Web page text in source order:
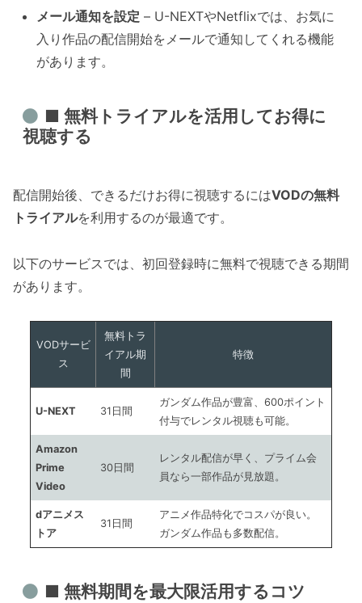
メール通知を設定 – U-NEXTやNetflixでは、お気に
入り作品の配信開始をメールで通知してくれる機能
があります。
■ 無料トライアルを活用してお得に
視聴する
配信開始後、できるだけお得に視聴するにはVODの無料
トライアルを利用するのが最適です。
以下のサービスでは、初回登録時に無料で視聴できる期間
があります。
VODサービ
ス
無料トラ
イアル期
間
特徴
U-NEXT 31日間
ガンダム作品が豊富、600ポイント
付与でレンタル視聴も可能。
Amazon
Prime
Video
30日間
レンタル配信が早く、プライム会
員なら一部作品が見放題。
dアニメス
トア
31日間
アニメ作品特化でコスパが良い。
ガンダム作品も多数配信。
■ 無料期間を最大限活用するコツ